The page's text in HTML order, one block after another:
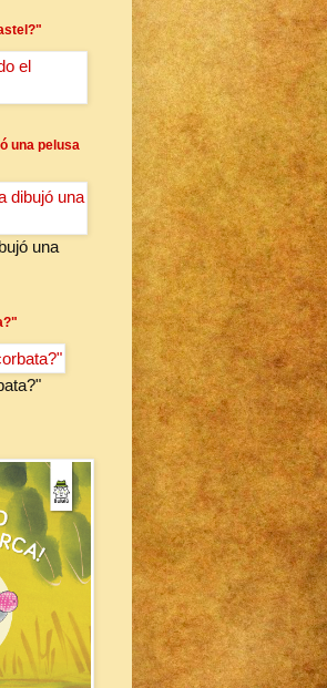
una pelusa
una